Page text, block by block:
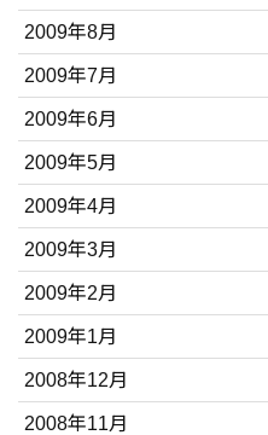
2009年8月
2009年7月
2009年6月
2009年5月
2009年4月
2009年3月
2009年2月
2009年1月
2008年12月
2008年11月